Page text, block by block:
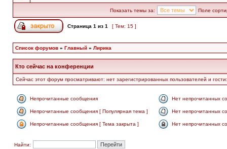
Показать темы за: Поле
Страница 1 из 1 [ Тем: 15 ]
Список форумов » Главный » Лирика
Кто сейчас на конференции
Сейчас этот форум просматривают: нет зарегистрированных пользователей и
Непрочитанные сообщения Нет непрочитанных
Непрочитанные сообщения [ Популярная тема ] Нет непрочитанных
Непрочитанные сообщения [ Тема закрыта ] Нет непрочитанных
Найти: